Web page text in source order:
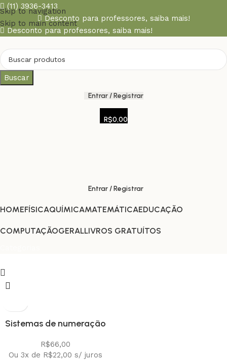
Skip to navigation
Skip to main content
(11) 3936-3413
Desconto para professores, saiba mais!
Desconto para professores, saiba mais!
Buscar
Entrar / Registrar
R$0,00
Entrar / Registrar
HOMEFÍSICAQUÍMICAMATEMÁTICAEDUCAÇÃO
COMPUTAÇÃOGERALLIVROS GRATUÍTOS
Sistemas de numeração
Indo-Árabe
R$66,00
Ou 3x de R$22,00 s/ juros